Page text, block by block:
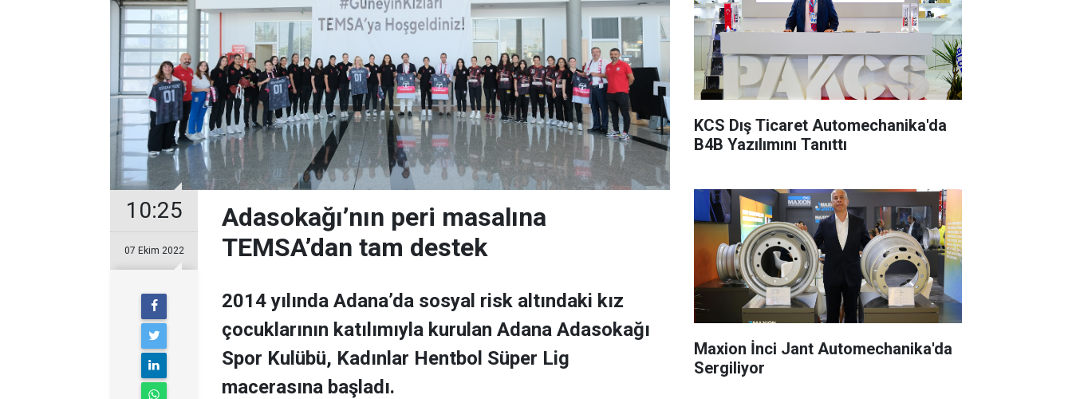
10:25
07 Ekim 2022
Adasokağı’nın peri masalına
TEMSA’dan tam destek
2014 yılında Adana’da sosyal risk altındaki kız
çocuklarının katılımıyla kurulan Adana Adasokağı
Spor Kulübü, Kadınlar Hentbol Süper Lig
macerasına başladı.
KCS Dış Ticaret Automechanika'da
B4B Yazılımını Tanıttı
Maxion İnci Jant Automechanika'da
Sergiliyor